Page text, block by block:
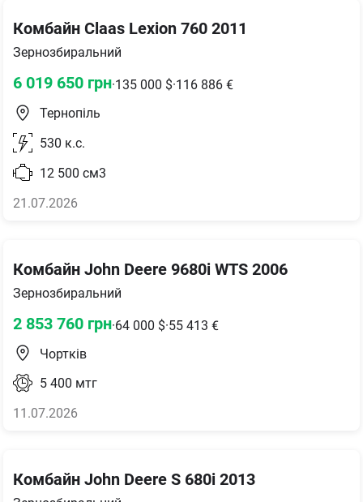
Комбайн Claas Lexion 760 2011
Зернозбиральний
6 019 650 грн·135 000 $·116 886 €
Тернопіль
530 к.с.
12 500 см3
21.07.2026
Комбайн John Deere 9680i WTS 2006
Зернозбиральний
2 853 760 грн·64 000 $·55 413 €
Чортків
5 400 мтг
11.07.2026
Комбайн John Deere S 680i 2013